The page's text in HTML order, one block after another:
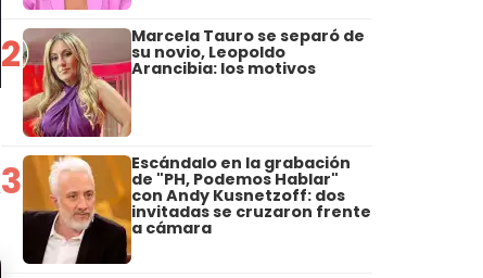
2 Marcela Tauro se separó de
su novio, Leopoldo
Arancibia: los motivos
3 Escándalo en la grabación
de "PH, Podemos Hablar"
con Andy Kusnetzoff: dos
invitadas se cruzaron frente
a cámara